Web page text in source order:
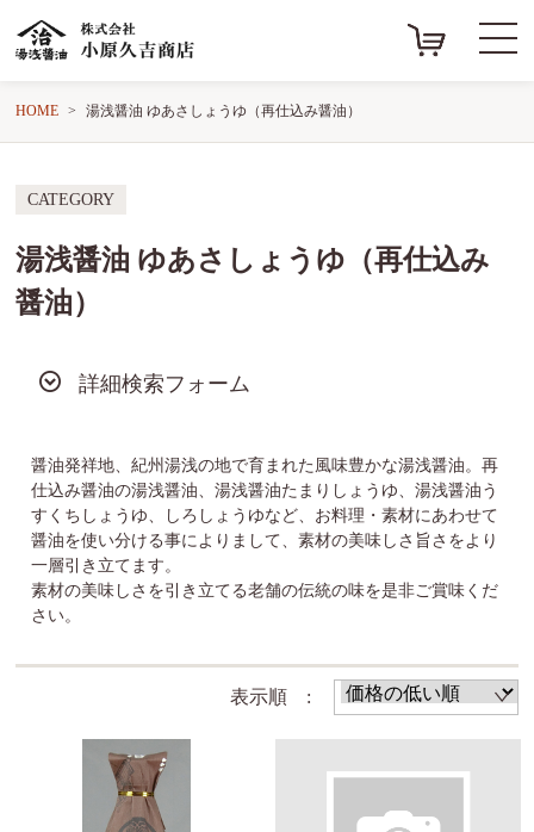
HOME 湯浅醤油 ゆあさしょうゆ（再仕込み醤油）
CATEGORY
湯浅醤油 ゆあさしょうゆ（再仕込み
醤油）
詳細検索フォーム
醤油発祥地、紀州湯浅の地で育まれた風味豊かな湯浅醤油。再
仕込み醤油の湯浅醤油、湯浅醤油たまりしょうゆ、湯浅醤油う
すくちしょうゆ、しろしょうゆなど、お料理・素材にあわせて
醤油を使い分ける事によりまして、素材の美味しさ旨さをより
一層引き立てます。
素材の美味しさを引き立てる老舗の伝統の味を是非ご賞味くだ
さい。
表示順 :